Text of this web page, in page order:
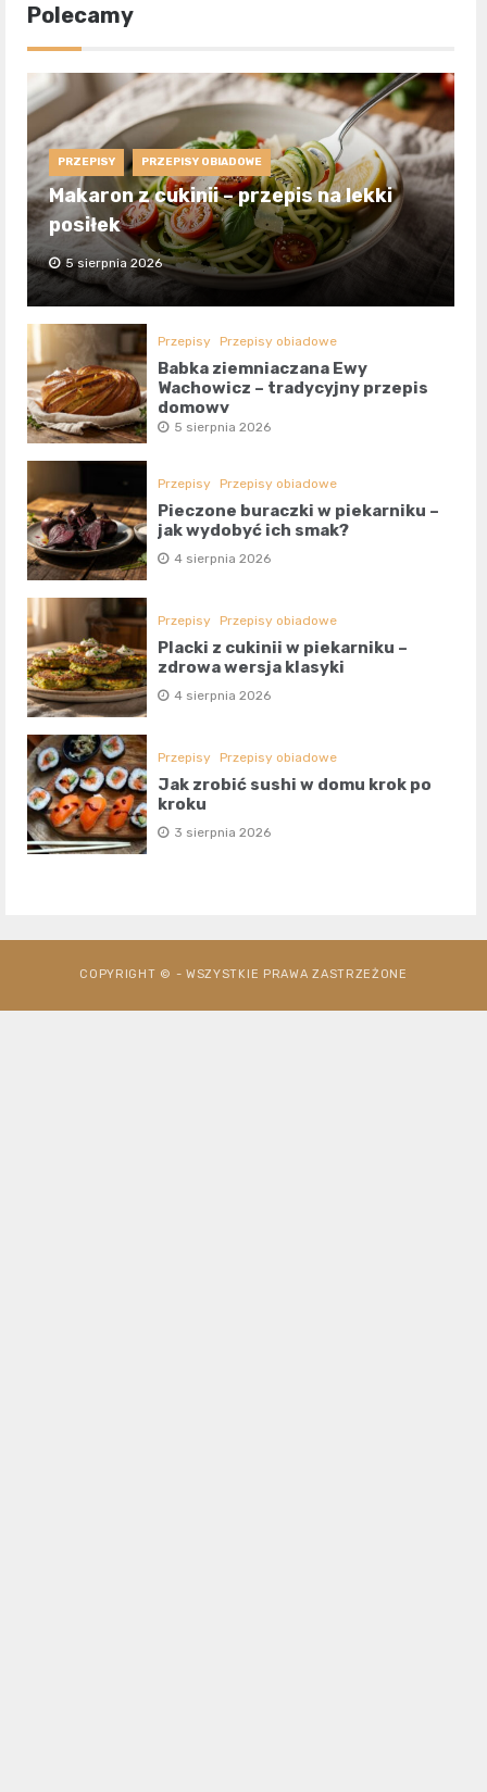
Polecamy
PRZEPISY PRZEPISY OBIADOWE
Makaron z cukinii – przepis na lekki
posiłek
5 sierpnia 2026
Przepisy Przepisy obiadowe
Babka ziemniaczana Ewy
Wachowicz – tradycyjny przepis
domowy
5 sierpnia 2026
Przepisy Przepisy obiadowe
Pieczone buraczki w piekarniku –
jak wydobyć ich smak?
4 sierpnia 2026
Przepisy Przepisy obiadowe
Placki z cukinii w piekarniku –
zdrowa wersja klasyki
4 sierpnia 2026
Przepisy Przepisy obiadowe
Jak zrobić sushi w domu krok po
kroku
3 sierpnia 2026
COPYRIGHT © - WSZYSTKIE PRAWA ZASTRZEŻONE